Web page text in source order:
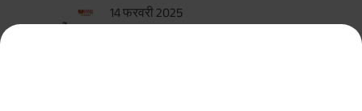
14 फरवरी 2025